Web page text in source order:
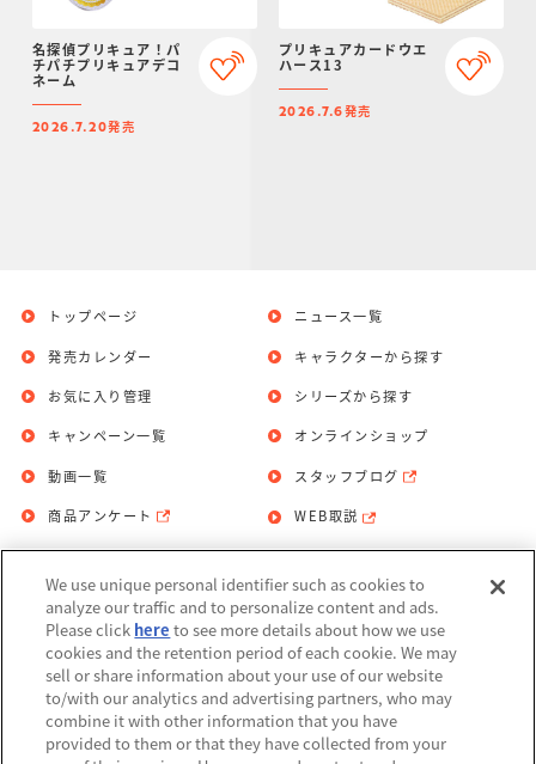
名探偵プリキュア！パ
チパチプリキュアデコ
ネーム
2026.7.20発売
プリキュアカードウエ
ハース13
2026.7.6発売
トップページ
発売カレンダー
お気に入り管理
ニュース一覧
キャラクターから探す
シリーズから探す
キャンペーン一覧
動画一覧
商品アンケート
オンラインショップ
スタッフブログ
WEB取説
お問い合わせ 個人情報保護方針
利用規約
Do Not Sell or Share My Personal
Information
アレルギー情報
We use unique personal identifier such as cookies to
analyze our traffic and to personalize content and ads.
Please click here to see more details about how we use
cookies and the retention period of each cookie. We may
sell or share information about your use of our website
to/with our analytics and advertising partners, who may
combine it with other information that you have
provided to them or that they have collected from your